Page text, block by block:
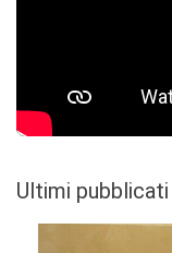
Ultimi pubblicati